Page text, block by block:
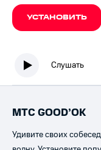
УСТАНОВИТЬ
Слушать
МТС GOOD’OK
Удивите своих